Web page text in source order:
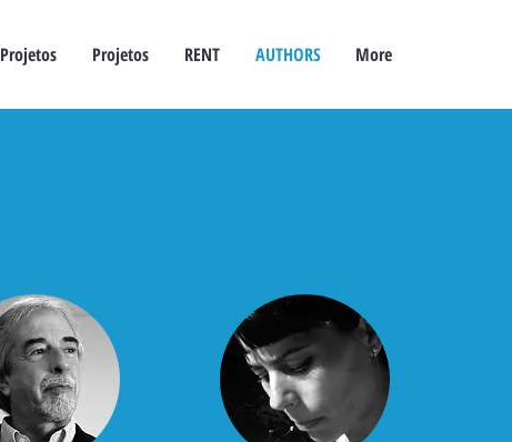
Projetos Projetos RENT AUTHORS More